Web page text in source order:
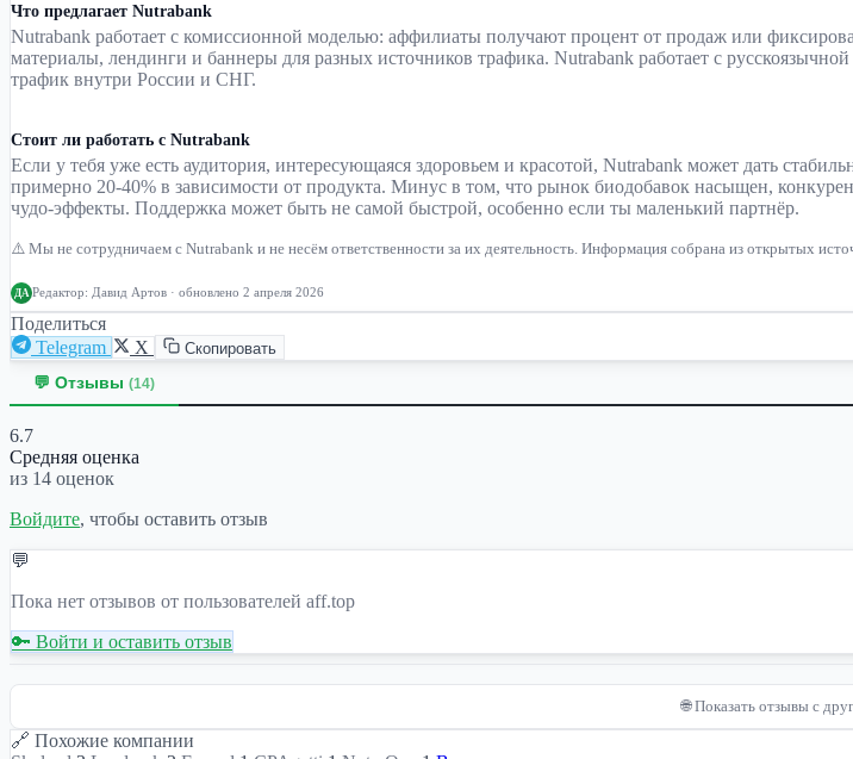
Что предлагает Nutrabank
Nutrabank работает с комиссионной моделью: аффилиаты получают процент от продаж или
материалы, лендинги и баннеры для разных источников трафика. Nutrabank работает с
трафик внутри России и СНГ.
Стоит ли работать с Nutrabank
Если у тебя уже есть аудитория, интересующаяся здоровьем и красотой, Nutrabank может дать
примерно 20-40% в зависимости от продукта. Минус в том, что рынок биодобавок насыщен,
чудо-эффекты. Поддержка может быть не самой быстрой, особенно если ты маленький партнёр.
⚠️ Мы не сотрудничаем с Nutrabank и не несём ответственности за их деятельность. Информация собрана из открытых
ДА Редактор: Давид Артов · обновлено 2 апреля 2026
Поделиться
Telegram
X Скопировать
💬 Отзывы (14)
6.7
Средняя оценка
из 14 оценок
Войдите, чтобы оставить отзыв
💬
Пока нет отзывов от пользователей aff.top
🔑 Войти и оставить отзыв
🌐 Показать отзывы с
🔗 Похожие компании